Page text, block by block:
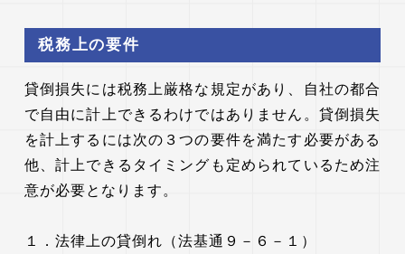
税務上の要件
貸倒損失には税務上厳格な規定があり、自社の都合
で自由に計上できるわけではありません。貸倒損失
を計上するには次の３つの要件を満たす必要がある
他、計上できるタイミングも定められているため注
意が必要となります。
１．法律上の貸倒れ（法基通９－６－１）